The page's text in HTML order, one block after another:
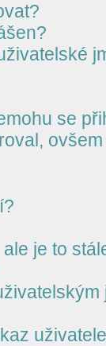
se
je to